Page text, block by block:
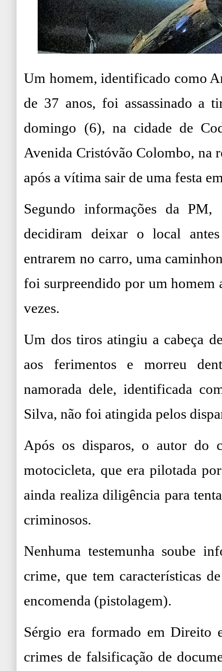
Um homem, identificado como
de 37 anos, foi assassinado a
domingo (6), na cidade de
Avenida Cristóvão Colombo, na
após a vítima sair de uma festa
Segundo informações da PM,
decidiram deixar o local
entrarem no carro, uma
foi surpreendido por um homem
vezes.
Um dos tiros atingiu a cabeça
aos ferimentos e morreu
namorada dele, identificada
Silva, não foi atingida pelos
Após os disparos, o autor do
motocicleta, que era pilotada
ainda realiza diligência para
criminosos.
Nenhuma testemunha soube
crime, que tem características
encomenda (pistolagem).
Sérgio era formado em Direito
crimes de falsificação de